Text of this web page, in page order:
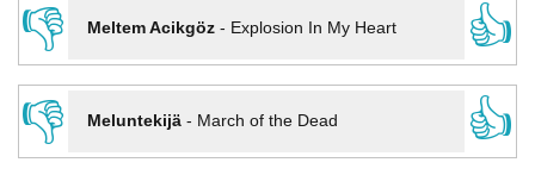
👎
Meltem Acikgöz- Explosion In My Heart
👍
👎
Meluntekijä- March of the Dead
👍